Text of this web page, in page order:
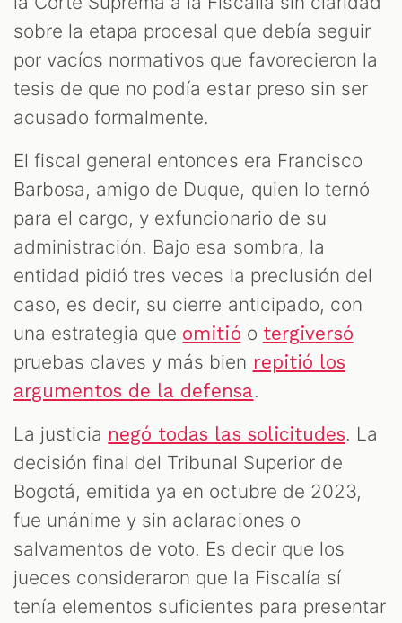
sobre la etapa procesal que debía seguir
por vacíos normativos que favorecieron la
tesis de que no podía estar preso sin ser
acusado formalmente.
El fiscal general entonces era Francisco
Barbosa, amigo de Duque, quien lo ternó
para el cargo, y exfuncionario de su
administración. Bajo esa sombra, la
entidad pidió tres veces la preclusión del
caso, es decir, su cierre anticipado, con
una estrategia que omitió o tergiversó
pruebas claves y más bien repitió los
argumentos de la defensa.
La justicia negó todas las solicitudes. La
decisión final del Tribunal Superior de
Bogotá, emitida ya en octubre de 2023,
fue unánime y sin aclaraciones o
salvamentos de voto. Es decir que los
jueces consideraron que la Fiscalía sí
tenía elementos suficientes para presentar